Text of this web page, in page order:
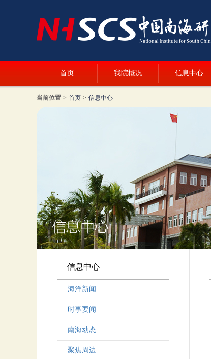
首页 我院概况 信息中心
当前位置 > 首页 > 信息中心
信息中心
海洋新闻
时事要闻
南海动态
聚焦周边